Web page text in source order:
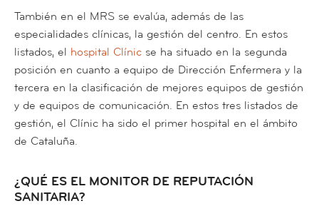
También en el MRS se evalúa, además de las
especialidades clínicas, la gestión del centro. En estos
listados, el hospital Clínic se ha situado en la segunda
posición en cuanto a equipo de Dirección Enfermera y la
tercera en la clasificación de mejores equipos de gestión
y de equipos de comunicación. En estos tres listados de
gestión, el Clínic ha sido el primer hospital en el ámbito
de Cataluña.
¿QUÉ ES EL MONITOR DE REPUTACIÓN
SANITARIA?